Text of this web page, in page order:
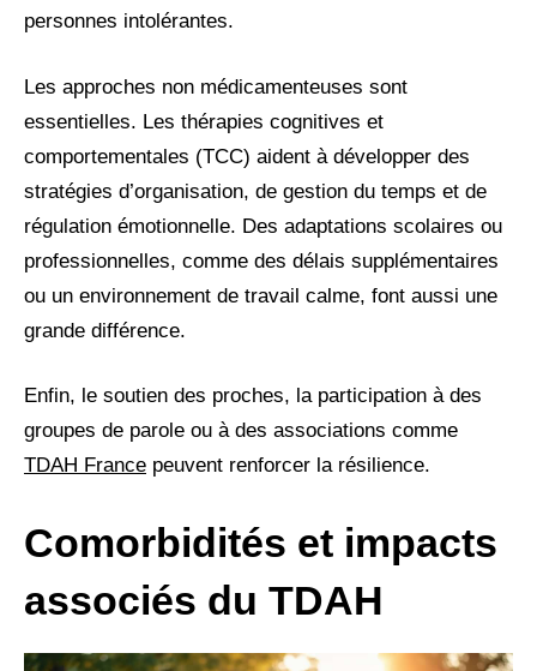
personnes intolérantes.
Les approches non médicamenteuses sont
essentielles. Les thérapies cognitives et
comportementales (TCC) aident à développer des
stratégies d’organisation, de gestion du temps et de
régulation émotionnelle. Des adaptations scolaires ou
professionnelles, comme des délais supplémentaires
ou un environnement de travail calme, font aussi une
grande différence.
Enfin, le soutien des proches, la participation à des
groupes de parole ou à des associations comme
TDAH France peuvent renforcer la résilience.
Comorbidités et impacts
associés du TDAH